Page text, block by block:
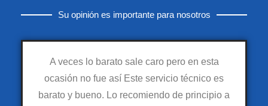
Su opinión es importante para nosotros
A veces lo barato sale caro pero en esta
ocasión no fue así Este servicio técnico es
barato y bueno. Lo recomiendo de principio a